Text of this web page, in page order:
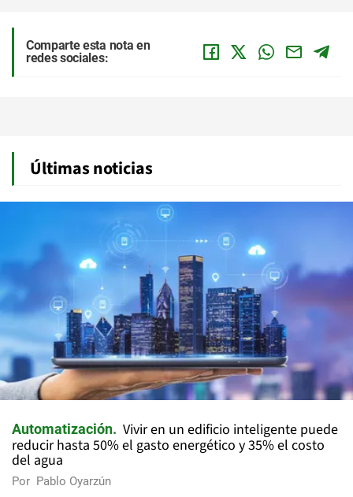
Comparte esta nota en
redes sociales:
Últimas noticias
Automatización
Vivir en un edificio inteligente puede
reducir hasta 50% el gasto energético y 35% el costo
del agua
Por Pablo Oyarzún